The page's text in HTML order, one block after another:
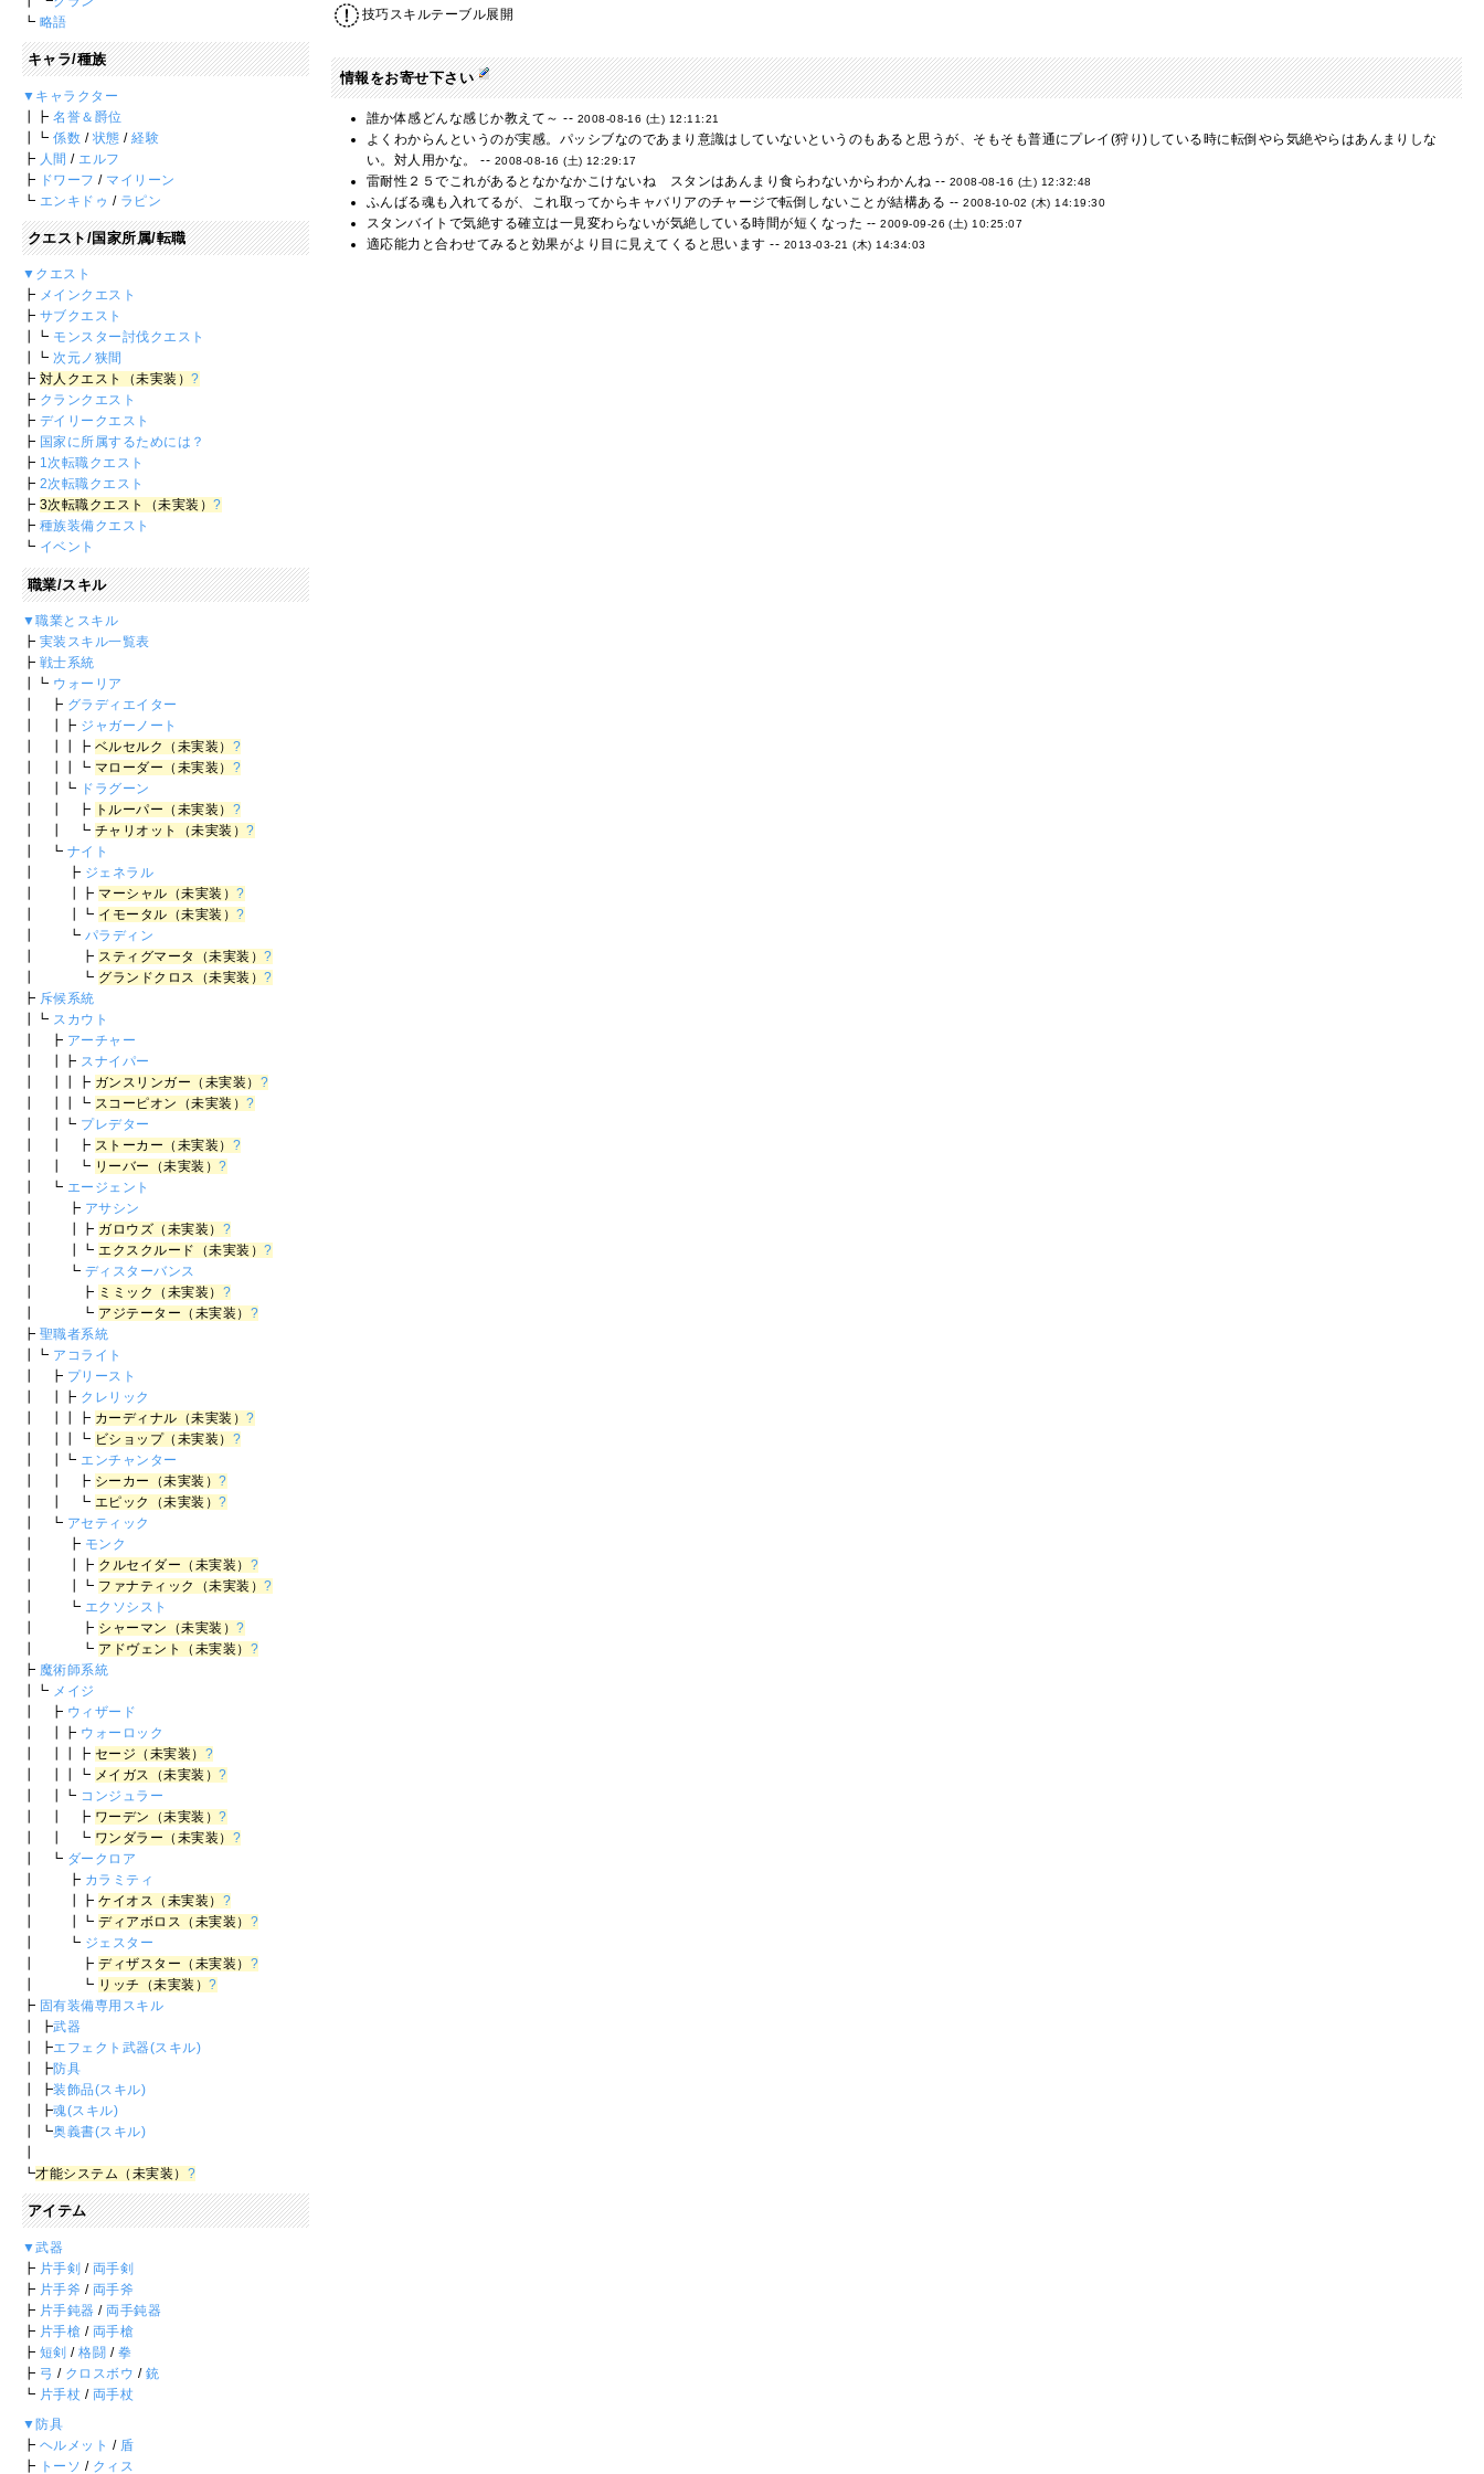
技巧スキルテーブル展開
情報をお寄せ下さい
誰か体感どんな感じか教えて～ -- 2008-08-16 (土) 12:11:21
よくわからんというのが実感。パッシブなのであまり意識はしていないというのもあると思うが、そもそも普通にプレイ(狩り)している時に転倒やら気絶やらはあんまりしな
い。対人用かな。 -- 2008-08-16 (土) 12:29:17
雷耐性２５でこれがあるとなかなかこけないね スタンはあんまり食らわないからわかんね -- 2008-08-16 (土) 12:32:48
ふんばる魂も入れてるが、これ取ってからキャバリアのチャージで転倒しないことが結構ある --2008-10-02 (木) 14:19:30
スタンバイトで気絶する確立は一見変わらないが気絶している時間が短くなった --2009-09-26 (土) 10:25:07
適応能力と合わせてみると効果がより目に見えてくると思います -- 2013-03-21 (木) 14:34:03
┗ 略語
キャラ/種族
▼キャラクター
┃┣名誉＆爵位
┃┗係数 / 状態 /経験
┣ 人間 / エルフ
┣ ドワーフ / マイリーン
┗ エンキドゥ / ラピン
クエスト/国家所属/転職
▼クエスト
┣ メインクエスト
┣ サブクエスト
┃┗ モンスター討伐クエスト
┃┗ 次元ノ狭間
┣ 対人クエスト（未実装）?
┣ クランクエスト
┣ デイリークエスト
┣ 国家に所属するためには？
┣ 1次転職クエスト
┣ 2次転職クエスト
┣ 3次転職クエスト（未実装）?
┣ 種族装備クエスト
┗ イベント
職業/スキル
▼職業とスキル
┣ 実装スキル一覧表
┣ 戦士系統
┃┗ ウォーリア
┃ ┣ グラディエイター
┃ ┃┣ ジャガーノート
┃ ┃┃┣ ベルセルク（未実装） ?
┃ ┃┃┗ マローダー（未実装） ?
┃ ┃┗ ドラグーン
┃ ┃ ┣ トルーパー（未実装） ?
┃ ┃ ┗ チャリオット（未実装）?
┃ ┗ ナイト
┃ ┣ ジェネラル
┃ ┃┣ マーシャル（未実装）?
┃ ┃┗ イモータル（未実装）?
┃ ┗ パラディン
┃ ┣ スティグマータ（未実装）?
┃ ┗ グランドクロス（未実装）?
┣ 斥候系統
┃┗ スカウト
┃ ┣ アーチャー
┃ ┃┣ スナイパー
┃ ┃┃┣ ガンスリンガー（未実装） ?
┃ ┃┃┗ スコーピオン（未実装）?
┃ ┃┗ プレデター
┃ ┃ ┣ ストーカー（未実装） ?
┃ ┃ ┗ リーバー（未実装）?
┃ ┗ エージェント
┃ ┣ アサシン
┃ ┃┣ ガロウズ（未実装） ?
┃ ┃┗エクスクルード（未実装）?
┃ ┗ ディスターバンス
┃ ┣ ミミック（未実装） ?
┃ ┗ アジテーター（未実装） ?
┣ 聖職者系統
┃┗ アコライト
┃ ┣ プリースト
┃ ┃┣ クレリック
┃ ┃┃┣ カーディナル（未実装）?
┃ ┃┃┗ ビショップ（未実装） ?
┃ ┃┗ エンチャンター
┃ ┃ ┣ シーカー（未実装）?
┃ ┃ ┗ エピック（未実装）?
┃ ┗ アセティック
┃ ┣ モンク
┃ ┃┣ クルセイダー（未実装） ?
┃ ┃┗ ファナティック（未実装）?
┃ ┗ エクソシスト
┃ ┣ シャーマン（未実装）?
┃ ┗ アドヴェント（未実装） ?
┣ 魔術師系統
┃┗ メイジ
┃ ┣ ウィザード
┃ ┃┣ ウォーロック
┃ ┃┃┣ セージ（未実装） ?
┃ ┃┃┗ メイガス（未実装）?
┃ ┃┗ コンジュラー
┃ ┃ ┣ ワーデン（未実装）?
┃ ┃ ┗ ワンダラー（未実装） ?
┃ ┗ ダークロア
┃ ┣ カラミティ
┃ ┃┣ケイオス（未実装） ?
┃ ┃┗ディアボロス（未実装） ?
┃ ┗ ジェスター
┃ ┣ディザスター（未実装） ?
┃ ┗ リッチ（未実装）?
┣ 固有装備専用スキル
┃ ┣武器
┃ ┣エフェクト武器(スキル)
┃ ┣防具
┃ ┣装飾品(スキル)
┃ ┣魂(スキル)
┃ ┗奥義書(スキル)
┗才能システム（未実装） ?
アイテム
▼武器
┣ 片手剣 / 両手剣
┣ 片手斧 / 両手斧
┣ 片手鈍器 / 両手鈍器
┣ 片手槍 / 両手槍
┣ 短剣 /格闘 / 拳
┣ 弓 / クロスボウ / 銃
┗ 片手杖 / 両手杖
▼防具
┣ ヘルメット / 盾
┣ トーソ / クィス